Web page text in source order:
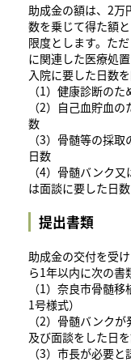
助成金の額は、2万
数を乗じて得た額
限度とします。た
に関連した医療処
入院に要した日数を
（1）健康診断の
（2）自己血貯血
数
（3）骨髄等の採
日数
（4）骨髄バンク
は面談に要した日数
提出書類
助成金の交付を受
ら1年以内に次の書
（1）奈良市骨髄
1号様式）
（2）骨髄バンク
及び面談をした日
（3）市長が必要